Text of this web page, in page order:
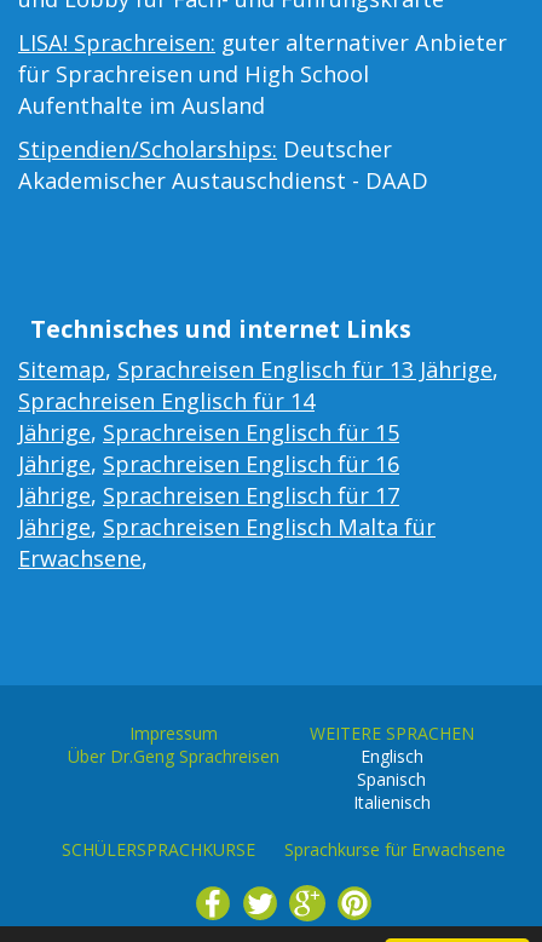
LISA! Sprachreisen: guter alternativer Anbieter
für Sprachreisen und High School
Aufenthalte im Ausland
Stipendien/Scholarships: Deutscher
Akademischer Austauschdienst - DAAD
Technisches und internet Links
Sitemap, Sprachreisen Englisch für 13 Jährige,
Sprachreisen Englisch für 14
Jährige, Sprachreisen Englisch für 15
Jährige, Sprachreisen Englisch für 16
Jährige, Sprachreisen Englisch für 17
Jährige, Sprachreisen Englisch Malta für
Erwachsene,
Impressum
Über Dr.Geng Sprachreisen
WEITERE SPRACHEN
Englisch
Spanisch
Italienisch
SCHÜLERSPRACHKURSE Sprachkurse für Erwachsene